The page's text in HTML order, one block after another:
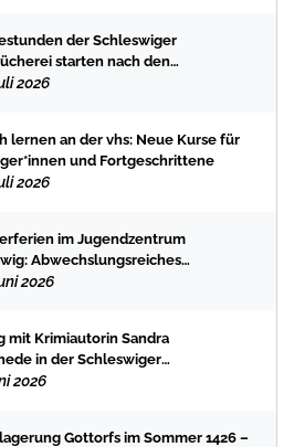
der Schleswiger
starten nach den
mit spannenden
2026
lernen an der vhs: Neue Kurse für
und Fortgeschrittene
2026
im Jugendzentrum
Abwechslungsreiches
für Kinder und Jugendliche
2026
mit Krimiautorin Sandra
in der Schleswiger
2026
Gottorfs im Sommer 1426 –